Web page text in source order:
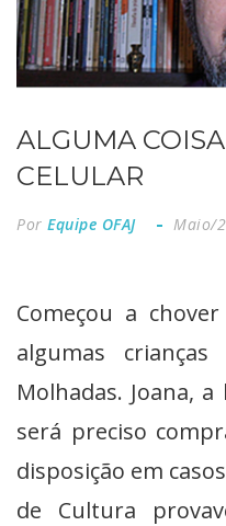
ALGUMA
CELULAR
Por Equipe OFAJ Maio/
Começou a
algumas
Molhadas. Joana,
será preciso
disposição em
de Cultura